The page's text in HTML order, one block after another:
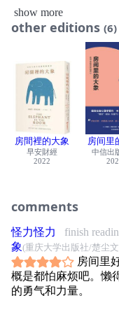
是童話故事。在家庭
著沒穿衣的國王，還
等種種複雜情緒，不
沉默的串謀存在於社
到政治策略。它是一
者共同對訊息諱莫如
下，大家心知肚明，
就像屋中的大象，明
照不宣的佯裝沒看見
對於人們在面對日常
所抱持沉默和否認的
例證，旨在幫助我們
實視若無睹。作者告
啟社會壓力，導致人
他也揭示，每個串謀
惡性循環，以致如癌
涉及重要的權力差異
show more
other editions (6)
房間裡的大象
早安財經
2022
房间里
中信出
comments
怪力怪力 finish
象(重庆大学出版社/楚尘
房间里
概是都怕麻烦吧。懒
的勇气和力量。